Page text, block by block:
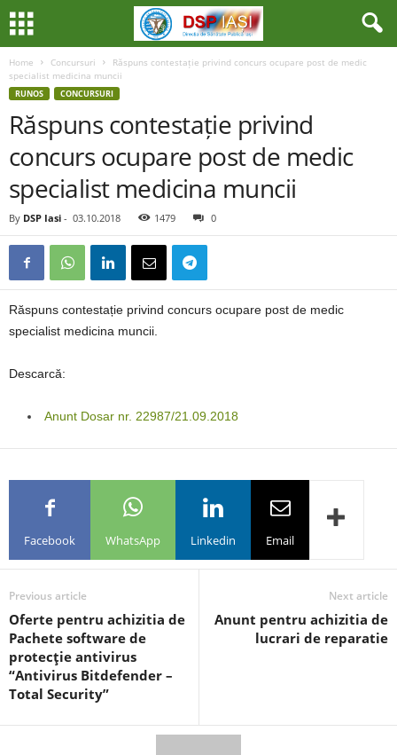
Home Concursuri
Răspuns contestație privind concurs ocupare post de medic
specialist medicina muncii
RUNOS CONCURSURI
Răspuns contestație privind
concurs ocupare post de medic
specialist medicina muncii
By DSP Iasi - 03.10.2018 1479 0
Răspuns contestație privind concurs ocupare post de medic
specialist medicina muncii.
Descarcă:
Anunt Dosar nr. 22987/21.09.2018
Facebook WhatsApp Linkedin Email
Previous article
Oferte pentru achizitia de
Pachete software de
protecţie antivirus
“Antivirus Bitdefender –
Total Security”
Next article
Anunt pentru achizitia de
lucrari de reparatie